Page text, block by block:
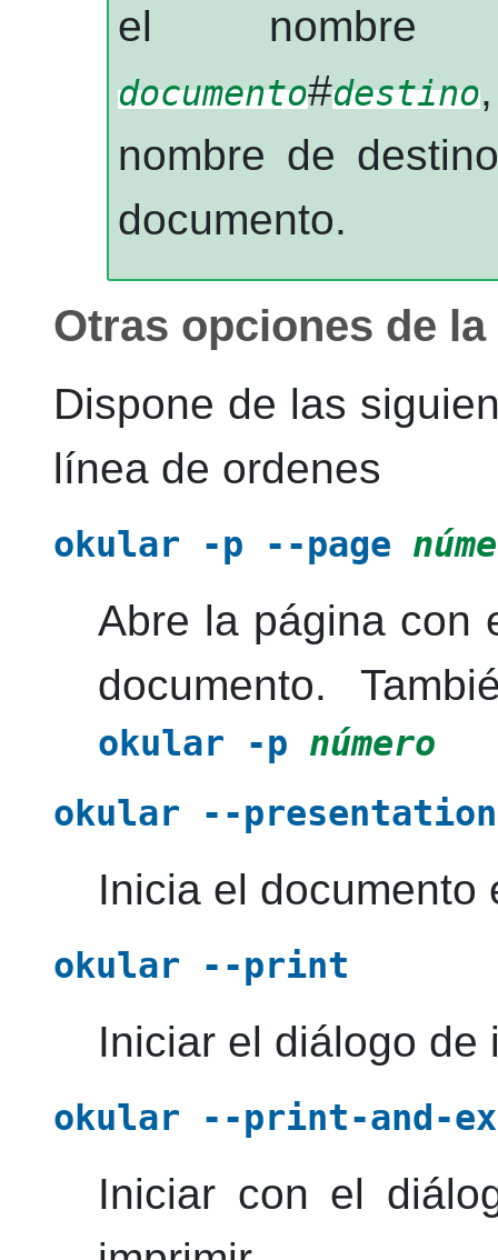
el
documento#destino
nombre de
documento.
Otras opciones de
Dispone de las
línea de ordenes
okular -p --page
Abre la página con
documento.
okular -p número
okular
--presentation
Inicia el documento
okular --print
Iniciar el diálogo de
okular --print-and-
Iniciar con el